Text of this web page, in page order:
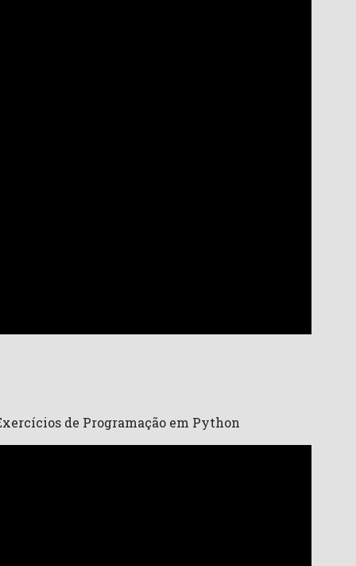
de Programação em Python